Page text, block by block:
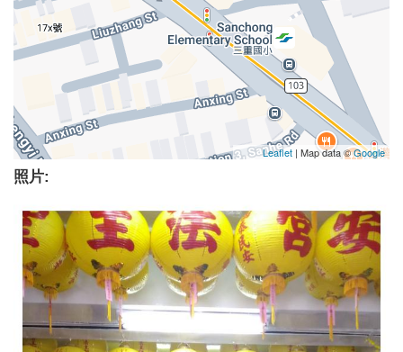
Leaflet | Map data ©Google
照片: